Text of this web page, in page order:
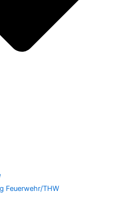
Feuerwehr/THW